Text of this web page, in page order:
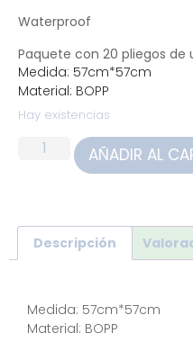
Waterproof
Paquete con 20 pliegos
Medida: 57cm*57cm
Material: BOPP
Hay existencias
AÑADIR AL
Descripción
Medida: 57cm*57cm
Material: BOPP